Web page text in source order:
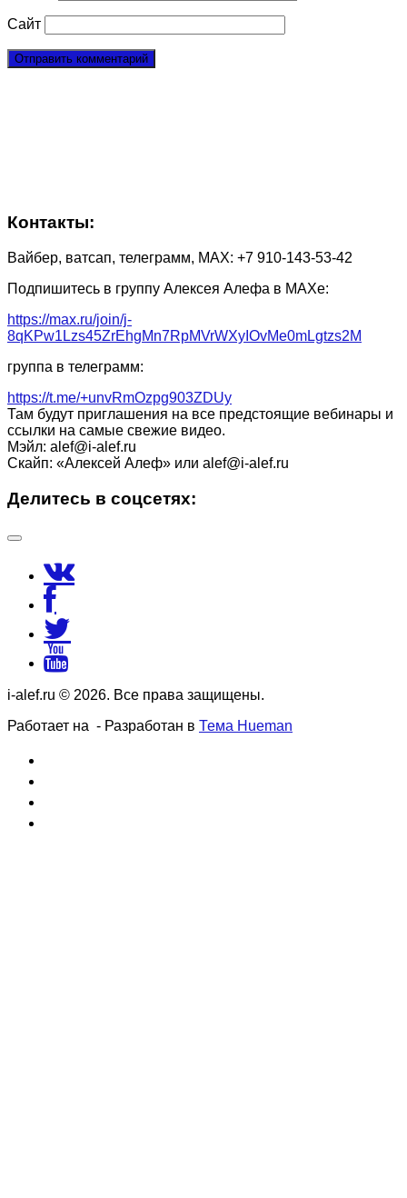
Сайт
Контакты:
Вайбер, ватсап, телеграмм, МАХ: +7 910-143-53-42
Подпишитесь в группу Алексея Алефа в МАХе:
https://max.ru/join/j-
8qKPw1Lzs45ZrEhgMn7RpMVrWXyIOvMe0mLgtzs2M
группа в телеграмм:
https://t.me/+unvRmOzpg903ZDUy
Там будут приглашения на все предстоящие вебинары и
ссылки на самые свежие видео.
Мэйл: alef@i-alef.ru
Скайп: «Алексей Алеф» или alef@i-alef.ru
Делитесь в соцсетях:
i-alef.ru © 2026. Все права защищены.
Работает на - Разработан в Тема Hueman